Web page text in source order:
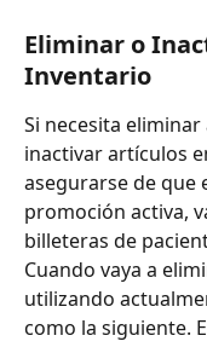
Eliminar o
Inventario
Si necesita
inactivar artículos
asegurarse de que
promoción activa,
billeteras de
Cuando vaya a
utilizando
como la siguiente.